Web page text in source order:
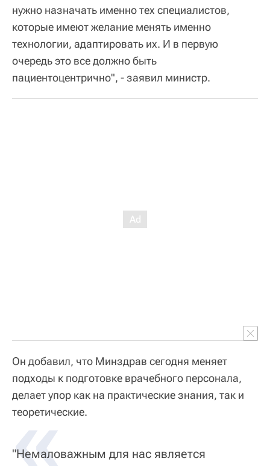
нужно назначать именно тех специалистов,
которые имеют желание менять именно
технологии, адаптировать их. И в первую
очередь это все должно быть
пациентоцентрично", - заявил министр.
Он добавил, что Минздрав сегодня меняет
подходы к подготовке врачебного персонала,
делает упор как на практические знания, так и
теоретические.
«
"Немаловажным для нас является